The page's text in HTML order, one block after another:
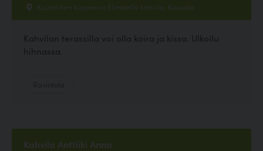
Kuutostien kupeessa Elimäellä kahvila, Kouvola
Kahvilan terassilla voi olla koira ja kissa. Ulkoilu
hihnassa.
Kahvila Anttiiki Anna